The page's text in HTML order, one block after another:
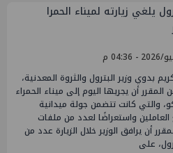
يلغي زيارته لميناء الحمرا
بدوي وزير البترول والثروة المعدنية،
المقرر أن يجريها اليوم إلى ميناء الحمراء
والتي كانت تتضمن جولة ميدانية
العاملين واستعراضًا لعدد من ملفات
أن يرافق الوزير خلال الزيارة عدد من
على